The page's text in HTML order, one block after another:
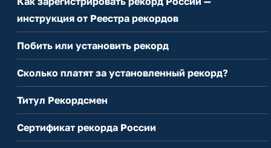
инструкция от Реестра рекордов
Побить или установить рекорд
Сколько платят за установленный рекорд?
Титул Рекордсмен
Сертификат рекорда России